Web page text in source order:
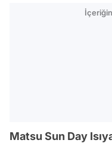
İçeriğin
Matsu Sun Day